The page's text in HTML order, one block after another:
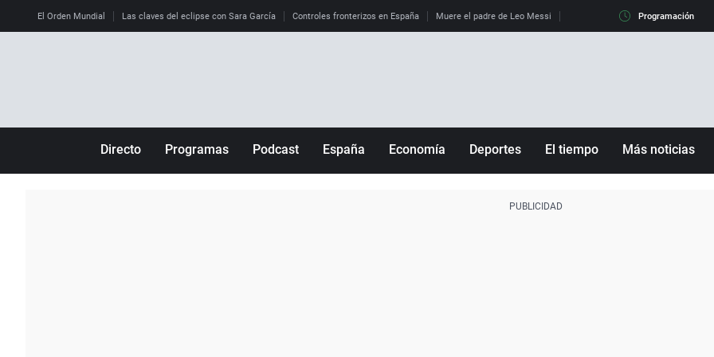
El Orden Mundial Las claves del eclipse con Sara García Controles fronterizos en España Muere el padre de Leo Messi La diferencia entre observar el
Programación
Directo Programas Podcast España Economía Deportes El tiempo Más noticias